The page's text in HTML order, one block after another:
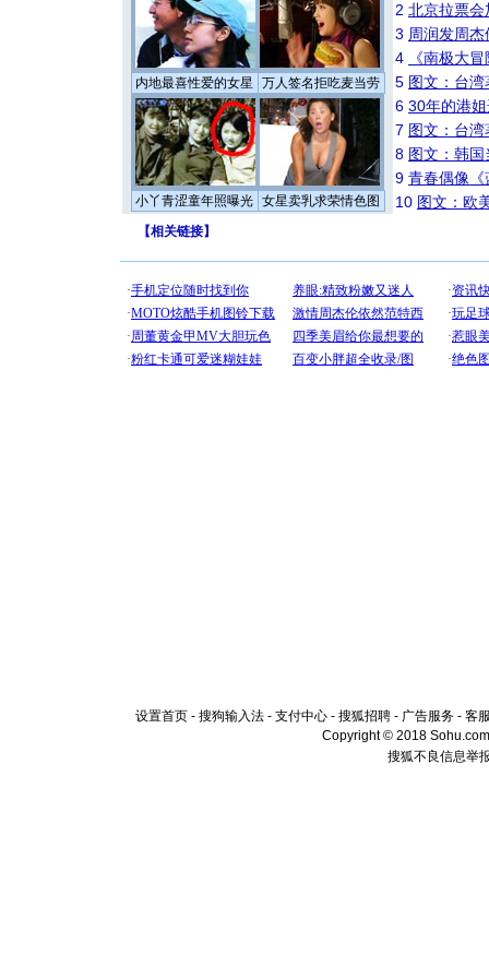
内地最喜性爱的女星 万人签名拒吃麦当劳
小丫青涩童年照曝光 女星卖乳求荣情色图
2 北京拉票
3 周润发周
4
《南极大
5 图文：台
6 30年的港
7 图文：台
8 图文：韩
9 青春偶像《
10 图文：欧
【相关链接】
设置首页 - 搜狗输入法 - 支付中心 - 搜狐招聘 - 广告服务 - 客
Copyright © 2018
搜狐不良信息举